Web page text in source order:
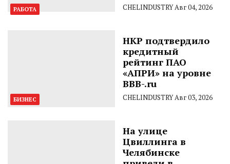
РАБОТА CHELINDUSTRYАвг 04, 2026
БИЗНЕС
НКР подтвердило
кредитный
рейтинг ПАО
«АПРИ» на уровне
BBB-.ru
CHELINDUSTRYАвг 03, 2026
На улице
Цвиллинга в
Челябинске